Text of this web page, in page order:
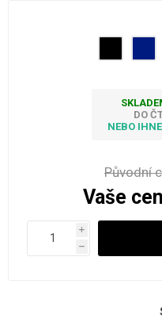
DO
NEBO
Původní
Vaše
i
h